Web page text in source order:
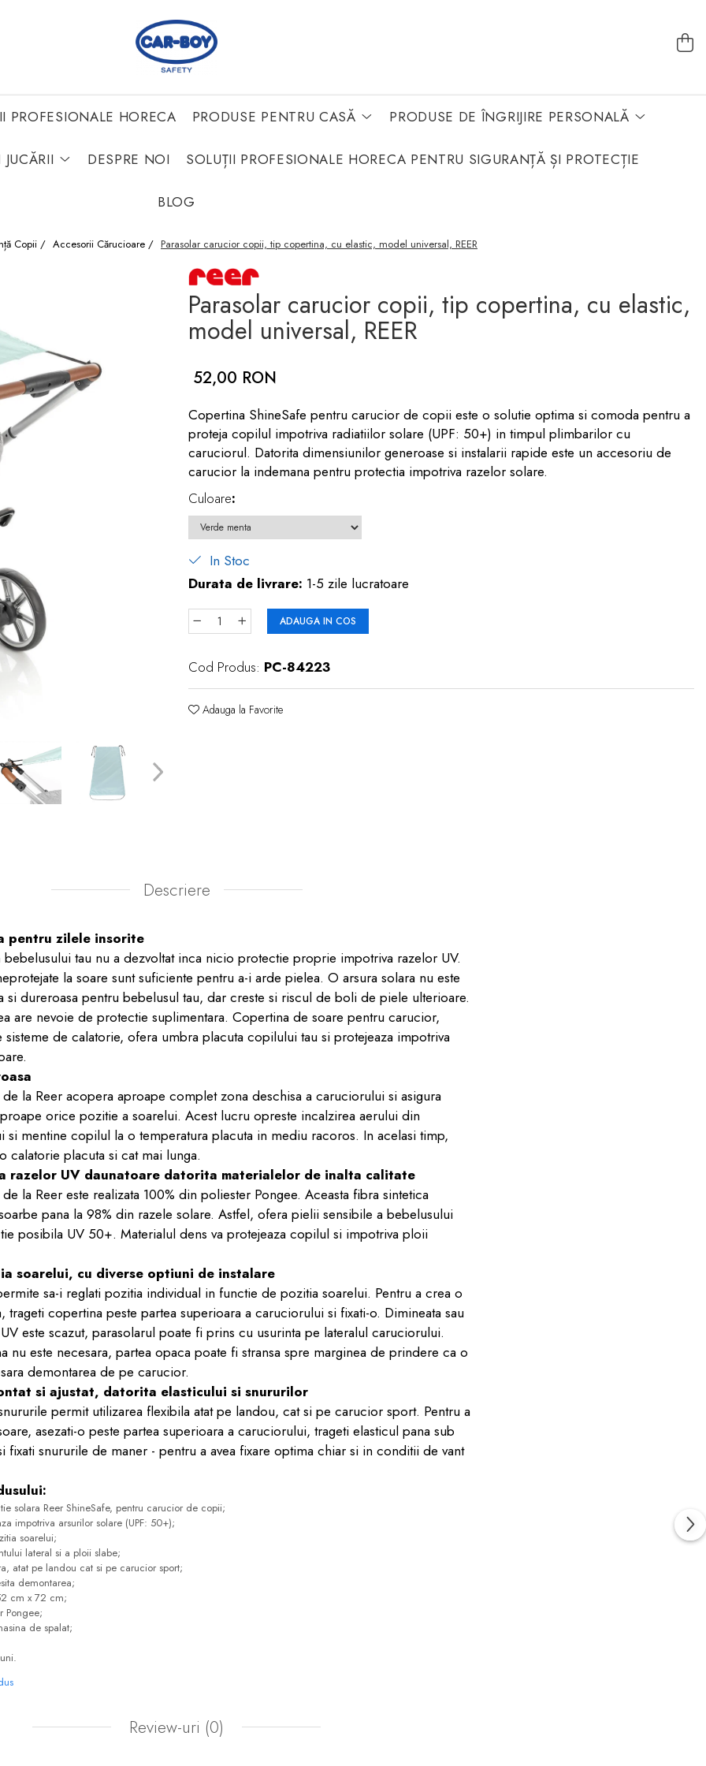
PROFESIONALE HORECA PRODUSE PENTRU CASĂ PRODUSE DE ÎNGRIJIRE PERSONALĂ
JUCĂRII DESPRE NOI SOLUȚII PROFESIONALE HORECA PENTRU SIGURANȚĂ ȘI PROTECȚIE
BLOG
Copii / Accesorii Cărucioare / Parasolar carucior copii, tip copertina, cu elastic, model universal, REER
Parasolar carucior copii, tip copertina, cu elastic,
model universal, REER
52,00 RON
Copertina ShineSafe pentru carucior de copii este o solutie optima si comoda pentru a
proteja copilul impotriva radiatiilor solare (UPF: 50+) in timpul plimbarilor cu
caruciorul. Datorita dimensiunilor generoase si instalarii rapide este un accesoriu de
carucior la indemana pentru protectia impotriva razelor solare.
Culoare:
In Stoc
Durata de livrare: 1-5 zile lucratoare
ADAUGA IN COS
Cod Produs: PC-84223
Adauga la Favorite
Descriere
pentru zilele insorite
bebelusului tau nu a dezvoltat inca nicio protectie proprie impotriva razelor UV.
la soare sunt suficiente pentru a-i arde pielea. O arsura solara nu este
si dureroasa pentru bebelusul tau, dar creste si riscul de boli de piele ulterioare.
are nevoie de protectie suplimentara. Copertina de soare pentru carucior,
de calatorie, ofera umbra placuta copilului tau si protejeaza impotriva
la Reer acopera aproape complet zona deschisa a caruciorului si asigura
orice pozitie a soarelui. Acest lucru opreste incalzirea aerului din
mentine copilul la o temperatura placuta in mediu racoros. In acelasi timp,
calatorie placuta si cat mai lunga.
razelor UV daunatoare datorita materialelor de inalta calitate
la Reer este realizata 100% din poliester Pongee. Aceasta fibra sintetica
pana la 98% din razele solare. Astfel, ofera pielii sensibile a bebelusului
posibila UV 50+. Materialul dens va protejeaza copilul si impotriva ploii
soarelui, cu diverse optiuni de instalare
sa-i reglati pozitia individual in functie de pozitia soarelui. Pentru a crea o
trageti copertina peste partea superioara a caruciorului si fixati-o. Dimineata sau
este scazut, parasolarul poate fi prins cu usurinta pe lateralul caruciorului.
nu este necesara, partea opaca poate fi stransa spre marginea de prindere ca o
demontarea de pe carucior.
si ajustat, datorita elasticului si snururilor
permit utilizarea flexibila atat pe landou, cat si pe carucior sport. Pentru a
asezati-o peste partea superioara a caruciorului, trageti elasticul pana sub
fixati snururile de maner - pentru a avea fixare optima chiar si in conditii de vant
solara Reer ShineSafe, pentru carucior de copii;
impotriva arsurilor solare (UPF: 50+);
soarelui;
lateral si a ploii slabe;
atat pe landou cat si pe carucior sport;
demontarea;
cm x 72 cm;
Pongee;
de spalat;
Review-uri (0)